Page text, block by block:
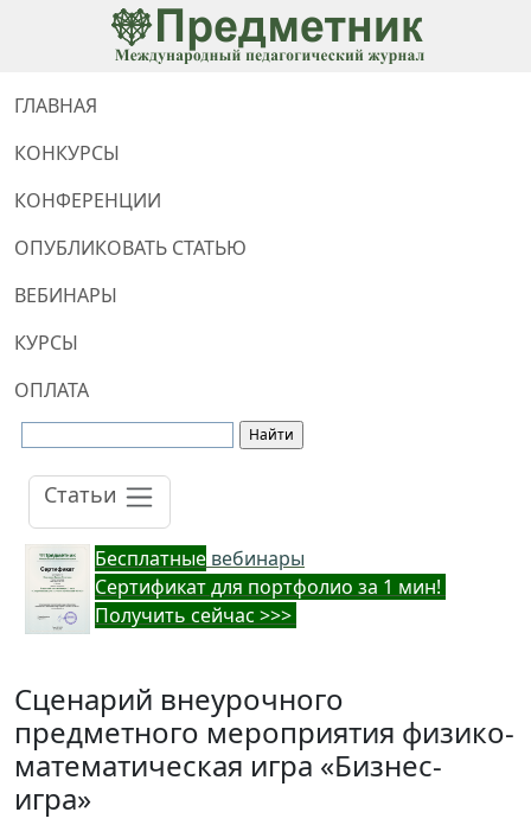
ГЛАВНАЯ
КОНКУРСЫ
КОНФЕРЕНЦИИ
ОПУБЛИКОВАТЬ СТАТЬЮ
ВЕБИНАРЫ
КУРСЫ
ОПЛАТА
Статьи
Бесплатные вебинары
Cертификат для портфолио за 1 мин!
Получить сейчас >>>
Сценарий внеурочного
предметного мероприятия физико-
математическая игра «Бизнес-
игра»